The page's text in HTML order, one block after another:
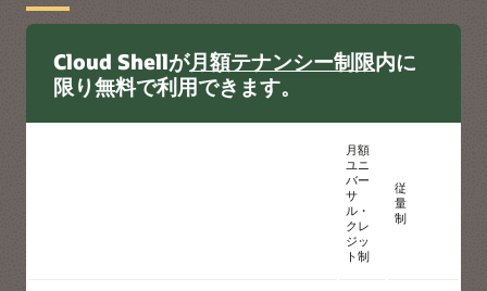
Cloud Shellが月額テナンシー制限内に
限り無料で利用できます。
月額
ユニ
バー
サ
ル・
クレ
ジッ
ト制
従
量
制